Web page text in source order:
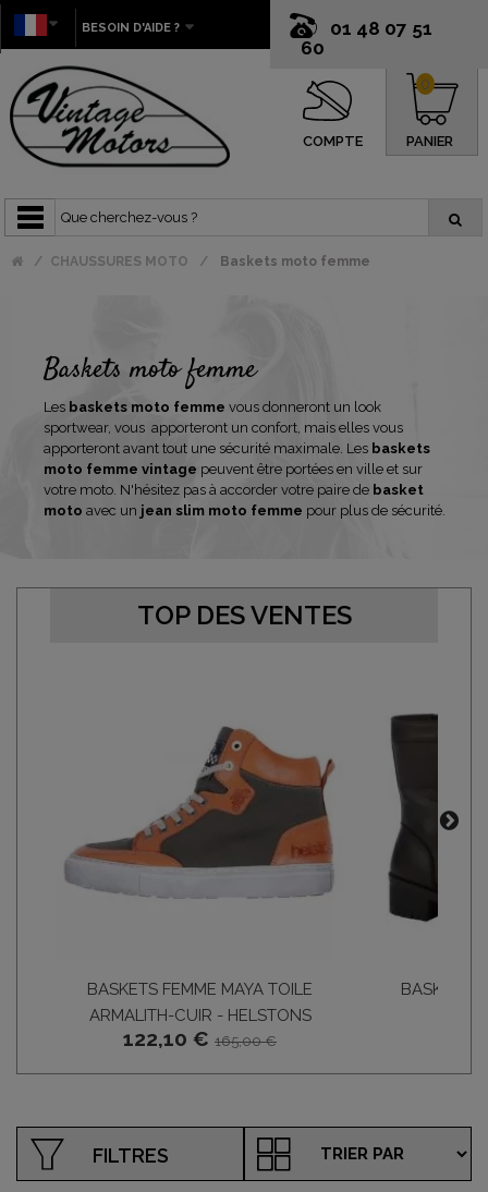
01 48 07 51
60
BESOIN D'AIDE ?
COMPTE PANIER
0
CHAUSSURES MOTO Baskets moto femme
Baskets moto femme
Les baskets moto femme vous donneront un look
sportwear, vous apporteront un confort, mais elles vous
apporteront avant tout une sécurité maximale. Les baskets
moto femme vintage peuvent être portées en ville et sur
votre moto. N'hésitez pas à accorder votre paire de basket
moto avec un jean slim moto femme pour plus de sécurité.
TOP DES VENTES
BASKETS FEMME MAYA TOILE
ARMALITH-CUIR - HELSTONS
122,10 € 165,00 €
BASKET
FILTRES